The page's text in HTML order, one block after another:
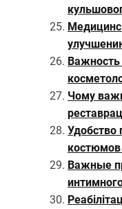
Чому
Важные